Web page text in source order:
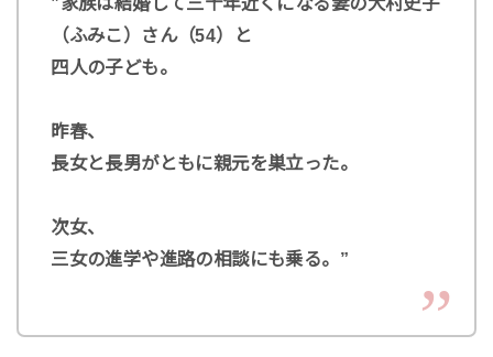
（ふみこ）さん（54）と
四人の子ども。
昨春、
長女と長男がともに親元を巣立った。
次女、
三女の進学や進路の相談にも乗る。”